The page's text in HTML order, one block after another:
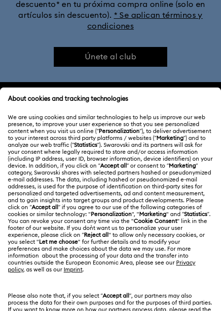
descuento* en tu próxima compra online (solo en
artículos sin descuento). * Se aplican términos y
condiciones
Únete al club
ATENCIÓN AL CLIENTE
Información general del servicio al cliente
Saldo de la tarjeta regalo
Estado de la reparación
Contacto
Guía de tamaños
Buscador de tiendas
ACERCA DE NOSOTROS
Acerca de Swarovski
Trabaja con nosotros
Alumni Community
Para profesionales
Mapa Web
CONDICIONES LEGALES
Condiciones De Uso
Terminos & Condiciones
Política De Privacidad
Pie De Imprenta
Otros países/regiones
English
Deutsch Español Français